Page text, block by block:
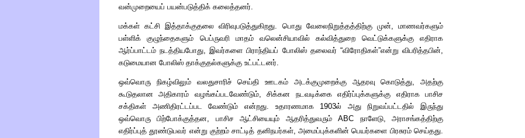
வன்முறையைப் பயன்படுத்திக் கலைத்தனர்.
மக்கள் கட்சி இத்தாக்குதலை விரிவுபடுத்துகிறது. பொது வேலைநிறுத்தத்திற்கு முன், மாணவர்களும்
பள்ளிக் குழுந்தைகளும் பெப்ருவரி மாதம் வலென்சியாவில் கல்வித்துறை வெட்டுக்களுக்கு எதிராக
ஆர்ப்பாட்டம் நடத்தியபோது, இவர்களை பிராந்தியப் போலிஸ் தலைவர் “விரோதிகள்”என்று விபரித்தபின்,
கடுமையான போலிஸ் தாக்குதல்களுக்கு உட்பட்டனர்.
ஒவ்வொரு நிகழ்விலும் வலதுசாரிச் செய்தி ஊடகம் அடக்குமுறைக்கு ஆதரவு கொடுத்து, அதற்கு
கூடுதலான அதிகாரம் வழங்கப்படவேண்டும், சிக்கன நடவடிக்கை எதிர்ப்புக்களுக்கு எதிராக பாசிச
சக்திகள் அணிதிரட்டப்பட வேண்டும் என்றது. உதாரணமாக 1903ல் அது நிறுவப்பட்டதில் இருந்து
ஒவ்வொரு பிற்போக்குத்தன, பாசிச ஆட்சியையும் ஆதரித்துவரும்ABC நாளேடு, அராசங்கத்திற்கு
எதிர்ப்புத் தூண்டுபவர் என்று குற்றம் சாட்டித் தனிநபர்கள், அமைப்புக்களின் பெயர்களை பிரசுரம் செய்தது.